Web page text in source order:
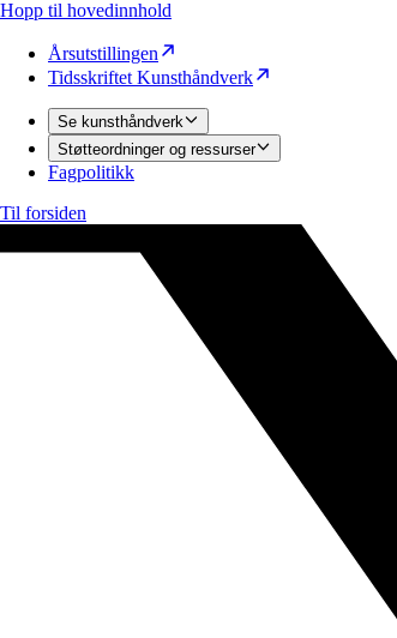
Hopp til hovedinnhold
Årsutstillingen
Tidsskriftet Kunsthåndverk
Se kunsthåndverk
Støtteordninger og ressurser
Fagpolitikk
Til forsiden